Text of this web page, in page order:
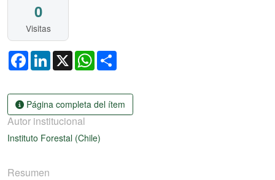
0
Visitas
FacebookLinkedIn
X WhatsApp
Página completa del ítem
Autor institucional
Instituto Forestal (Chile)
Resumen